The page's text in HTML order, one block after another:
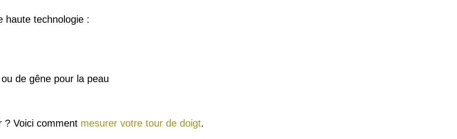
haute technologie :
de gêne pour la peau
? Voici comment mesurer votre tour de doigt.